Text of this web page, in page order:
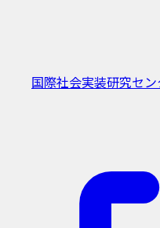
国際社会実装研究セン